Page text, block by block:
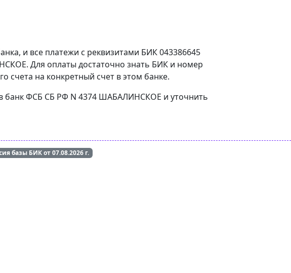
и все платежи с реквизитами БИК 043386645
Для оплаты достаточно знать БИК и номер
счета на конкретный счет в этом банке.
банк ФСБ СБ РФ N 4374 ШАБАЛИНСКОЕ и уточнить
базы БИК от07.08.2026г.